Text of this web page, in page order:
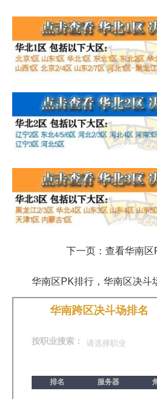
下一页：查看华南区
华南区PK排行，华南区决斗